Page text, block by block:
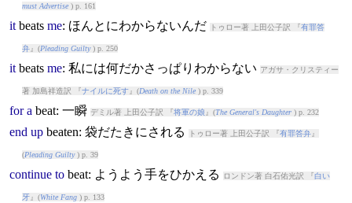
must Advertise) p. 161
it beats me: ほんとにわからないんだ トゥロー著 上田公子訳 『有罪答
弁』(Pleading Guilty) p. 250
it beats me: 私には何だかさっぱりわからない アガサ・クリスティー
著 加島祥造訳 『ナイルに死す』(Death on the Nile) p. 339
for a beat: 一瞬 デミル著 上田公子訳 『将軍の娘 』(The General's Daughter) p. 232
end up beaten: 袋だたきにされる トゥロー著 上田公子訳 『有罪答弁』
(Pleading Guilty) p. 39
continue to beat: ようよう手をひかえる ロンドン著 白石佑光訳 『白い
牙』(White Fang) p. 133